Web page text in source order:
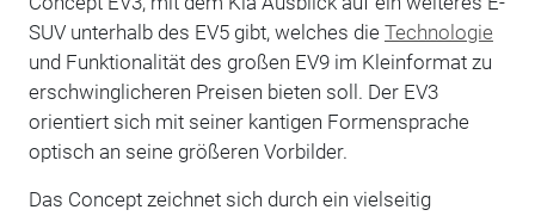
SUV unterhalb des EV5 gibt, welches die Technologie
und Funktionalität des großen EV9 im Kleinformat zu
erschwinglicheren Preisen bieten soll. Der EV3
orientiert sich mit seiner kantigen Formensprache
optisch an seine größeren Vorbilder.
Das Concept zeichnet sich durch ein vielseitig